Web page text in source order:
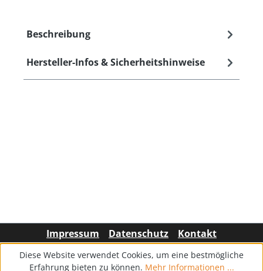
Beschreibung
Hersteller-Infos & Sicherheitshinweise
Impressum Datenschutz Kontakt
Diese Website verwendet Cookies, um eine bestmögliche
Erfahrung bieten zu können. Mehr Informationen ...